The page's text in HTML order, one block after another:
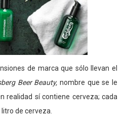
de marca que sólo llevan el
Beer Beauty, nombre que se le
realidad sí contiene cerveza; cada
de cerveza.